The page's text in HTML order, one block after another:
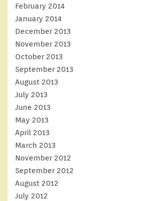
February 2014
January 2014
December 2013
November 2013
October 2013
September 2013
August 2013
July 2013
June 2013
May 2013
April 2013
March 2013
November 2012
September 2012
August 2012
July 2012